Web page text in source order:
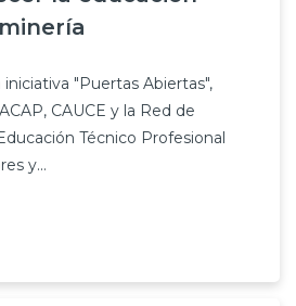
"Puertas Abiertas",
CAUCE y la Red de
Técnico Profesional
y...